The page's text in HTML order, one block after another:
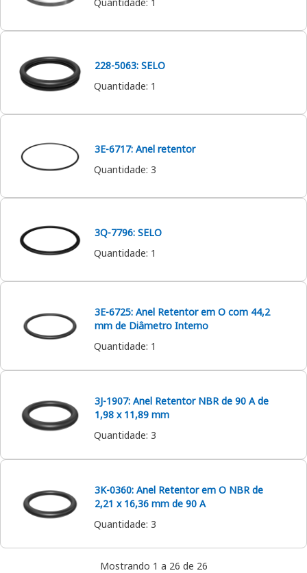
228-5063: SELO
Quantidade: 1
3E-6717: Anel retentor
Quantidade: 3
3Q-7796: SELO
Quantidade: 1
3E-6725: Anel Retentor em O com 44,2
mm de Diâmetro Interno
Quantidade: 1
3J-1907: Anel Retentor NBR de 90 A de
1,98 x 11,89 mm
Quantidade: 3
3K-0360: Anel Retentor em O NBR de
2,21 x 16,36 mm de 90 A
Quantidade: 3
Mostrando 1 a 26 de 26